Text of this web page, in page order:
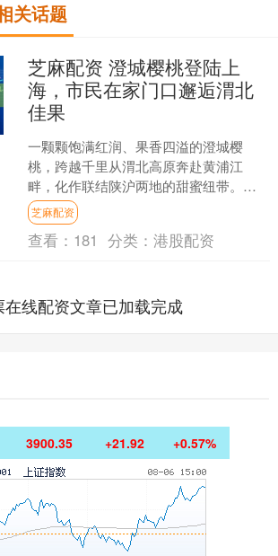
关话题
芝麻配资 澄城樱桃登陆上
海，市民在家门口邂逅渭北
佳果
一颗颗饱满红润、果香四溢的澄城樱
桃，跨越千里从渭北高原奔赴黄浦江
畔，化作联结陕沪两地的甜蜜纽带。昨
天，澄城樱桃品牌推介会（上海站）走
进上海环球港，让申城市民近距....
芝麻配资
查看： 181 分类：港股配资
在线配资文章已加载完成
3900.35 +21.92 +0.57%